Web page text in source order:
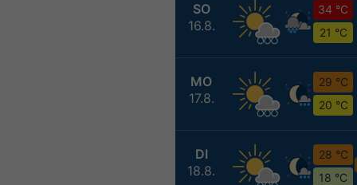
SO
16.8.
34 °C
21 °C
MO
17.8.
29 °C
20 °C
DI
18.8.
28 °C
18 °C